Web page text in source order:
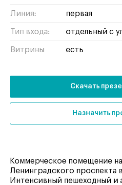
Линия: первая
Тип входа: отдельный с
Витрины есть
Скачать
Назначить
Коммерческое помещение
Ленинградского проспекта
Интенсивный пешеходный и